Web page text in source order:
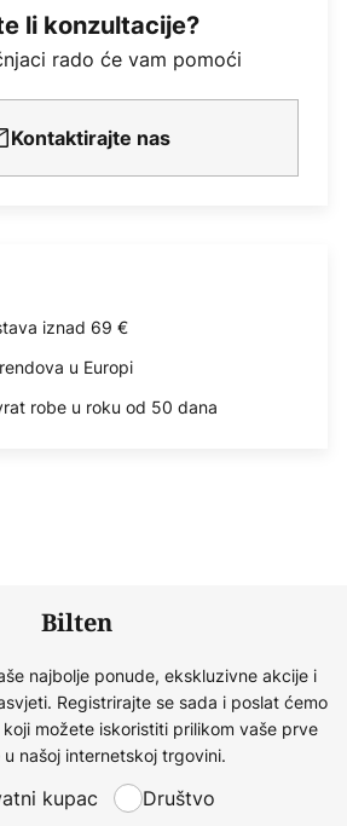
li konzultacije?
rado će vam pomoći
Kontaktirajte nas
iznad 69 €
u Europi
robe u roku od 50 dana
Bilten
najbolje ponude, ekskluzivne akcije i
Registrirajte se sada i poslat ćemo
možete iskoristiti prilikom vaše prve
našoj internetskoj trgovini.
kupac Društvo